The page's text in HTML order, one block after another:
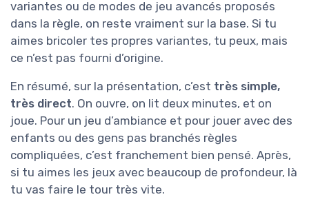
variantes ou de modes de jeu avancés proposés
dans la règle, on reste vraiment sur la base. Si tu
aimes bricoler tes propres variantes, tu peux, mais
ce n’est pas fourni d’origine.
En résumé, sur la présentation, c’est très simple,
très direct. On ouvre, on lit deux minutes, et on
joue. Pour un jeu d’ambiance et pour jouer avec des
enfants ou des gens pas branchés règles
compliquées, c’est franchement bien pensé. Après,
si tu aimes les jeux avec beaucoup de profondeur, là
tu vas faire le tour très vite.